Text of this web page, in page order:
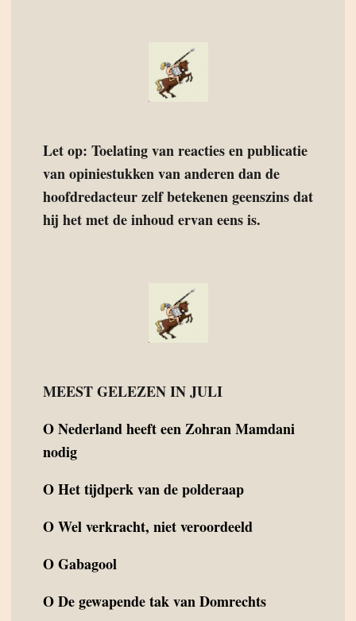
Let op: Toelating van reacties en publicatie
van opiniestukken van anderen dan de
hoofdredacteur zelf betekenen geenszins dat
hij het met de inhoud ervan eens is.
MEEST GELEZEN IN JULI
ONederland heeft een Zohran Mamdani
nodig
OHet tijdperk van de polderaap
OWel verkracht, niet veroordeeld
OGabagool
ODe gewapende tak van Domrechts